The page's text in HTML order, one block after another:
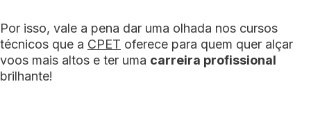
Por isso, vale a pena dar uma olhada nos cursos
técnicos que a CPET oferece para quem quer alçar
voos mais altos e ter uma carreira profissional
brilhante!